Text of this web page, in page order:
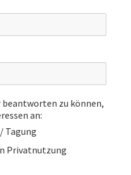
beantworten zu können,
an:
Tagung
Privatnutzung